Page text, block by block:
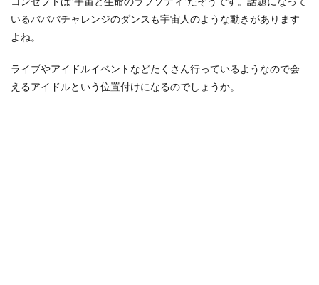
いるバババチャレンジのダンスも宇宙人のような動きがあります
よね。
ライブやアイドルイベントなどたくさん行っているようなので会
えるアイドルという位置付けになるのでしょうか。